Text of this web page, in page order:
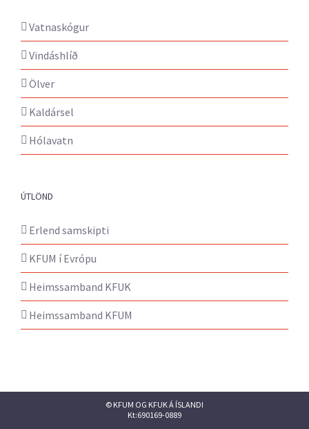
Vatnaskógur
Vindáshlíð
Ölver
Kaldársel
Hólavatn
ÚTLÖND
Erlend samskipti
KFUM í Evrópu
Heimssamband KFUK
Heimssamband KFUM
© KFUM OG KFUK Á ÍSLANDI
Kt:690169-0889